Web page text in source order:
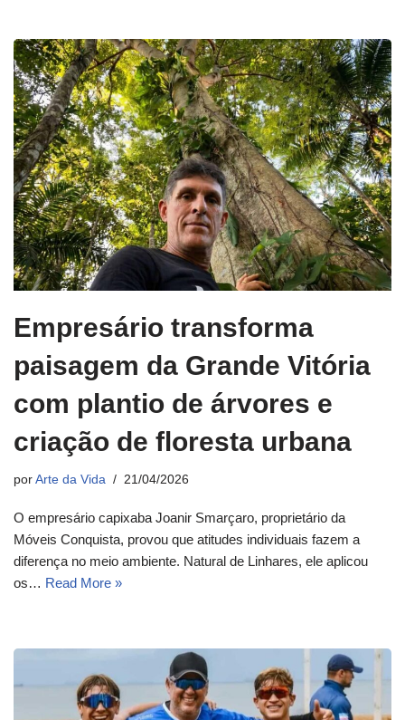
Empresário transforma
paisagem da Grande Vitória
com plantio de árvores e
criação de floresta urbana
por Arte da Vida 21/04/2026
O empresário capixaba Joanir Smarçaro, proprietário da
Móveis Conquista, provou que atitudes individuais fazem a
diferença no meio ambiente. Natural de Linhares, ele aplicou
os… Read More »